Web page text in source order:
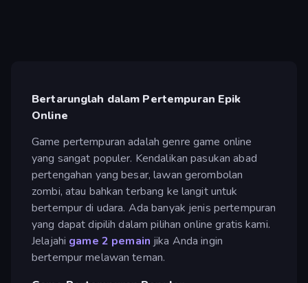
Bertarunglah dalam Pertempuran Epik
Online
Game pertempuran adalah genre game online
yang sangat populer. Kendalikan pasukan abad
pertengahan yang besar, lawan gerombolan
zombi, atau bahkan terbang ke langit untuk
bertempur di udara. Ada banyak jenis pertempuran
yang dapat dipilih dalam pilihan online gratis kami.
Jelajahi game 2 pemain jika Anda ingin
bertempur melawan teman.